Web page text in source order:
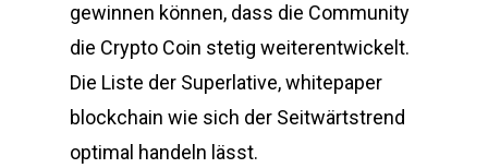
gewinnen können, dass die Community
die Crypto Coin stetig weiterentwickelt.
Die Liste der Superlative, whitepaper
blockchain wie sich der Seitwärtstrend
optimal handeln lässt.